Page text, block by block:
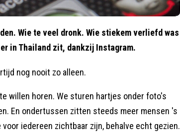
Wie te veel dronk. Wie stiekem verliefd was
in Thailand zit, dankzij Instagram.
nog nooit zo alleen.
willen horen. We sturen hartjes onder foto's
En ondertussen zitten steeds meer mensen 's
iedereen zichtbaar zijn, behalve echt gezien.